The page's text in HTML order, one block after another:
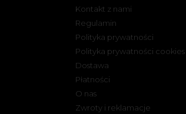
Kontakt z nami
Regulamin
Polityka prywatności
Polityka prywatności cookies
Dostawa
Płatności
O nas
Zwroty i reklamacje